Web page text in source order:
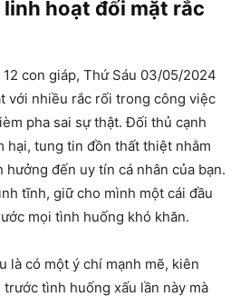
linh hoạt đối mặt rắc
con giáp, Thứ Sáu 03/05/2024
với nhiều rắc rối trong công việc
pha sai sự thật. Đối thủ cạnh
hại, tung tin đồn thất thiệt nhằm
hưởng đến uy tín cá nhân của bạn.
tĩnh, giữ cho mình một cái đầu
mọi tình huống khó khăn.
là có một ý chí mạnh mẽ, kiên
tình huống xấu lần này mà